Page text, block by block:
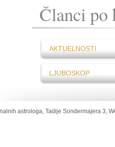
Članci po
AKTUELNOSTI
LJUBOSKOP
astrologa, Tadije Sondermajera 3,